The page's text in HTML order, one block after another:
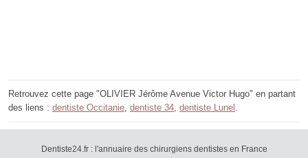
Retrouvez cette page "OLIVIER Jérôme Avenue Victor Hugo" en partant
des liens : dentiste Occitanie dentiste 34 dentiste Lunel
Dentiste24.fr : l'annuaire des chirurgiens dentistes en France